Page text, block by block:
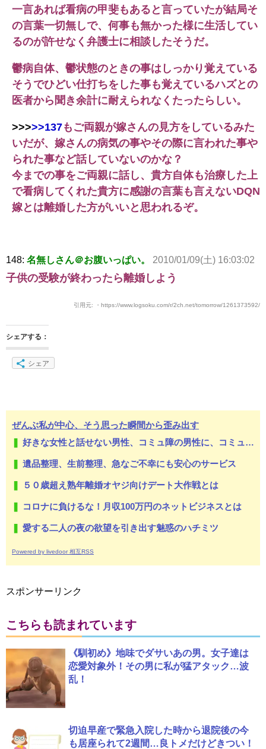
一言あれば看病の甲斐もあると言っていたが結局そ
の言葉一切無しで、何事も無かった様に生活してい
るのが許せなく弁護士に相談したそうだ。
鬱病自体、鬱状態のときの事はしっかり覚えている
そうでひどい仕打ちをした事も覚えているハズとの
医者から聞き余計に耐えられなくたったらしい。
>>>>>137もご両親が嫁さんの見方をしているみた
いだが、嫁さんの病気の事やその際に言われた事や
られた事など話していないのかな？
今までの事をご両親に話し、貴方自体も治療した上
で看病してくれた貴方に感謝の言葉も言えないDQN
嫁とは離婚した方がいいと思われるぞ。
148: 名無しさん＠お腹いっぱい。 2010/01/09(土) 16:03:02
子供の受験が終わったら離婚しよう
引用元: ・https://www.logsoku.com/r/2ch.net/tomorrow/1261373592/
シェアする：
シェア
ぜんぶ私が中心、そう思った瞬間から歪み出す
好きな女性と話せない男性、コミュ障の男性に、コミュ力向上セラピー講座
遺品整理、生前整理、急なご不幸にも安心のサービス
５０歳超え熟年離婚オヤジ向けデート大作戦とは
コロナに負けるな！月収100万円のネットビジネスとは
愛する二人の夜の欲望を引き出す魅惑のハチミツ
Powered by livedoor 相互RSS
スポンサーリンク
こちらも読まれています
《馴初め》地味でダサいあの男。女子達は
恋愛対象外！その男に私が猛アタック…波
乱！
切迫早産で緊急入院した時から退院後の今
も居座られて2週間…良トメだけどきつい！